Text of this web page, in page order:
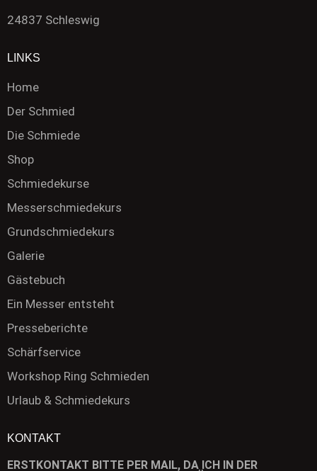
24837 Schleswig
LINKS
Home
Der Schmied
Die Schmiede
Shop
Schmiedekurse
Messerschmiedekurs
Grundschmiedekurs
Galerie
Gästebuch
Ein Messer entsteht
Presseberichte
Schärfservice
Workshop Ring Schmieden
Urlaub & Schmiedekurs
KONTAKT
ERSTKONTAKT BITTE PER MAIL, DA ICH IN DER